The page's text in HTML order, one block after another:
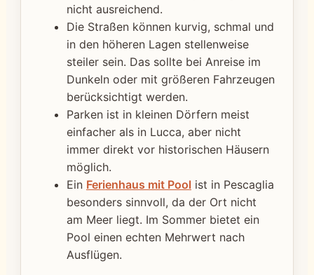
nicht ausreichend.
Die Straßen können kurvig, schmal und
in den höheren Lagen stellenweise
steiler sein. Das sollte bei Anreise im
Dunkeln oder mit größeren Fahrzeugen
berücksichtigt werden.
Parken ist in kleinen Dörfern meist
einfacher als in Lucca, aber nicht
immer direkt vor historischen Häusern
möglich.
Ein Ferienhaus mit Pool ist in Pescaglia
besonders sinnvoll, da der Ort nicht
am Meer liegt. Im Sommer bietet ein
Pool einen echten Mehrwert nach
Ausflügen.